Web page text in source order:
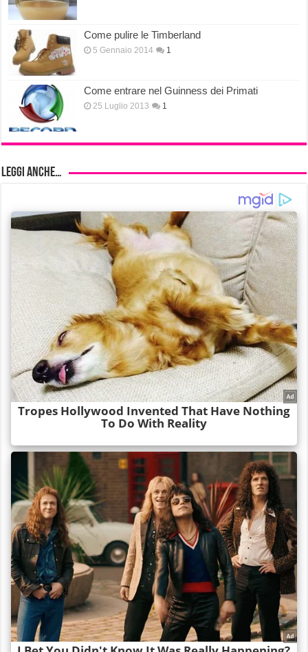
Come pulire le Timberland
5 Gennaio 2014 1
Come entrare nel Guinness dei Primati
25 Luglio 2013 1
Leggi anche…